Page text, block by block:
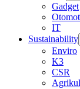
Gadget
IT
Sustainability
Enviro
K3
CSR